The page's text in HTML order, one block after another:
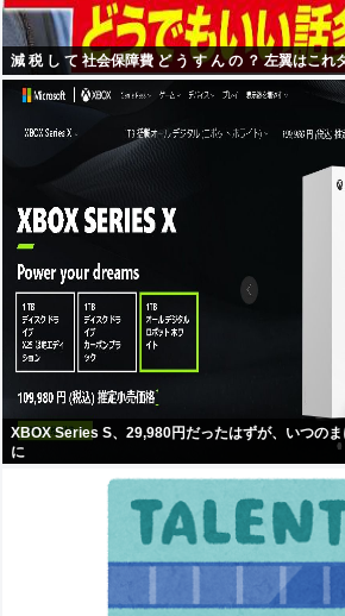
減 税 し て 社会保障費 ど う す ん の ？ 左翼はこれ
XBOX Series S、29,980円だったはずが、いつの
に